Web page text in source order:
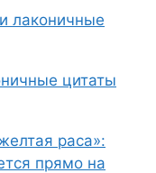
лаконичные
цитаты
раса»:
прямо на